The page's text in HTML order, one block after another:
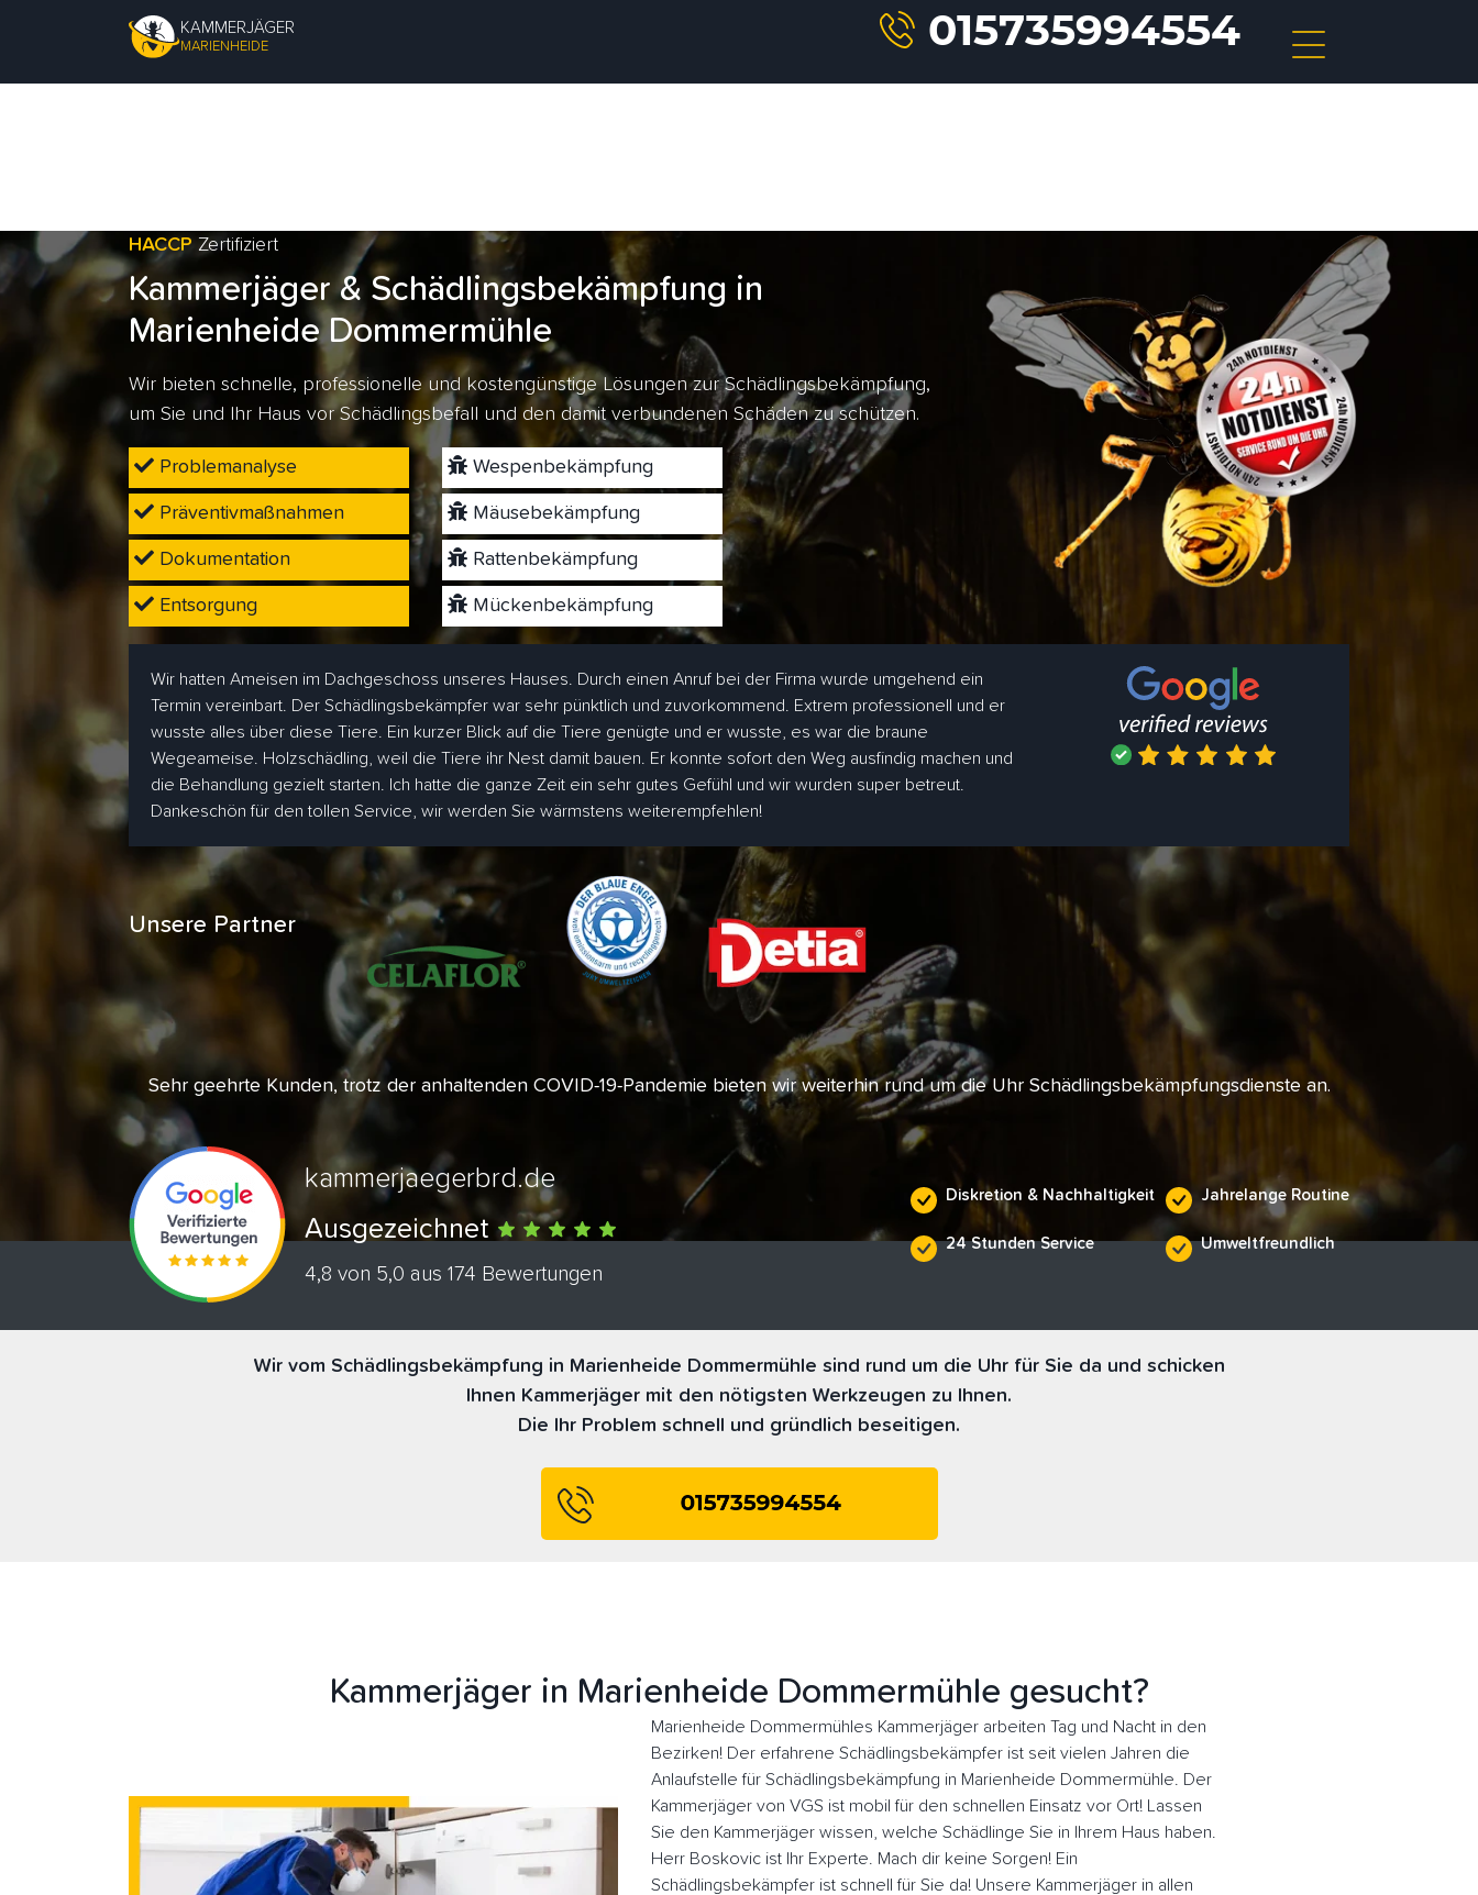
KAMMERJÄGER
MARIENHEIDE
HACCP Zertifiziert
Kammerjäger & Schädlingsbekämpfung in
Marienheide Dommermühle
Wir bieten schnelle, professionelle und kostengünstige Lösungen zur Schädlingsbekämpfung,
um Sie und Ihr Haus vor Schädlingsbefall und den damit verbundenen Schäden zu schützen.
Problemanalyse
Präventivmaßnahmen
Dokumentation
Entsorgung
Wespenbekämpfung
Mäusebekämpfung
Rattenbekämpfung
Mückenbekämpfung
Wir hatten Ameisen im Dachgeschoss unseres Hauses. Durch einen Anruf bei der Firma wurde umgehend ein
Termin vereinbart. Der Schädlingsbekämpfer war sehr pünktlich und zuvorkommend. Extrem professionell und er
wusste alles über diese Tiere. Ein kurzer Blick auf die Tiere genügte und er wusste, es war die braune
Wegeameise. Holzschädling, weil die Tiere ihr Nest damit bauen. Er konnte sofort den Weg ausfindig machen und
die Behandlung gezielt starten. Ich hatte die ganze Zeit ein sehr gutes Gefühl und wir wurden super betreut.
Dankeschön für den tollen Service, wir werden Sie wärmstens weiterempfehlen!
Unsere Partner
Sehr geehrte Kunden, trotz der anhaltenden COVID-19-Pandemie bieten wir weiterhin rund um die Uhr Schädlingsbekämpfungsdienste an.
kammerjaegerbrd.de
Ausgezeichnet
4,8 von 5,0 aus 174 Bewertungen
Diskretion & Nachhaltigkeit
24 Stunden Service
Jahrelange Routine
Umweltfreundlich
Wir vom Schädlingsbekämpfung in Marienheide Dommermühle sind rund um die Uhr für Sie da und schicken
Ihnen Kammerjäger mit den nötigsten Werkzeugen zu Ihnen.
Die Ihr Problem schnell und gründlich beseitigen.
Kammerjäger in Marienheide Dommermühle gesucht?
Marienheide Dommermühles Kammerjäger arbeiten Tag und Nacht in den
Bezirken! Der erfahrene Schädlingsbekämpfer ist seit vielen Jahren die
Anlaufstelle für Schädlingsbekämpfung in Marienheide Dommermühle. Der
Kammerjäger von VGS ist mobil für den schnellen Einsatz vor Ort! Lassen
Sie den Kammerjäger wissen, welche Schädlinge Sie in Ihrem Haus haben.
Herr Boskovic ist Ihr Experte. Mach dir keine Sorgen! Ein
Schädlingsbekämpfer ist schnell für Sie da! Unsere Kammerjäger in allen